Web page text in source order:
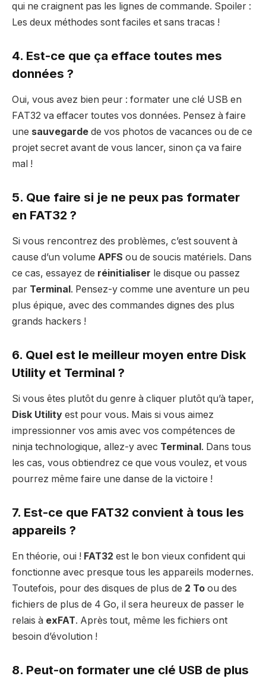
qui ne craignent pas les lignes de commande. Spoiler :
Les deux méthodes sont faciles et sans tracas !
4. Est-ce que ça efface toutes mes
données ?
Oui, vous avez bien peur : formater une clé USB en
FAT32 va effacer toutes vos données. Pensez à faire
une sauvegarde de vos photos de vacances ou de ce
projet secret avant de vous lancer, sinon ça va faire
mal !
5. Que faire si je ne peux pas formater
en FAT32 ?
Si vous rencontrez des problèmes, c’est souvent à
cause d’un volume APFS ou de soucis matériels. Dans
ce cas, essayez de réinitialiser le disque ou passez
par Terminal. Pensez-y comme une aventure un peu
plus épique, avec des commandes dignes des plus
grands hackers !
6. Quel est le meilleur moyen entre Disk
Utility et Terminal ?
Si vous êtes plutôt du genre à cliquer plutôt qu’à taper,
Disk Utility est pour vous. Mais si vous aimez
impressionner vos amis avec vos compétences de
ninja technologique, allez-y avec Terminal. Dans tous
les cas, vous obtiendrez ce que vous voulez, et vous
pourrez même faire une danse de la victoire !
7. Est-ce que FAT32 convient à tous les
appareils ?
En théorie, oui ! FAT32 est le bon vieux confident qui
fonctionne avec presque tous les appareils modernes.
Toutefois, pour des disques de plus de 2 To ou des
fichiers de plus de 4 Go, il sera heureux de passer le
relais à exFAT. Après tout, même les fichiers ont
besoin d’évolution !
8. Peut-on formater une clé USB de plus